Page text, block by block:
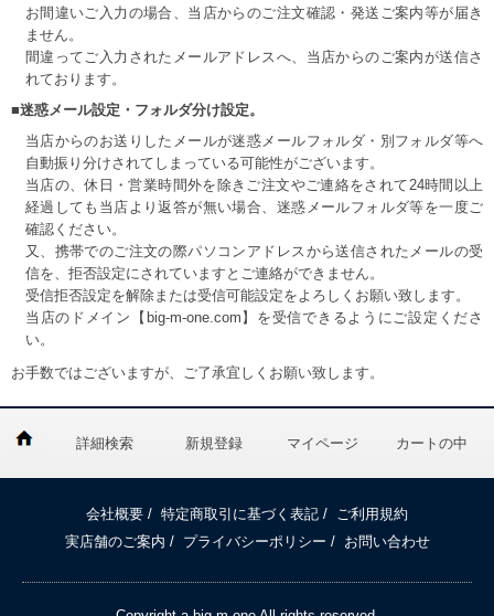
お間違いご入力の場合、当店からのご注文確認・発送ご案内等が届き
ません。
間違ってご入力されたメールアドレスへ、当店からのご案内が送信さ
れております。
■迷惑メール設定・フォルダ分け設定。
当店からのお送りしたメールが迷惑メールフォルダ・別フォルダ等へ
自動振り分けされてしまっている可能性がございます。
当店の、休日・営業時間外を除きご注文やご連絡をされて24時間以上
経過しても当店より返答が無い場合、迷惑メールフォルダ等を一度ご
確認ください。
又、携帯でのご注文の際パソコンアドレスから送信されたメールの受
信を、拒否設定にされていますとご連絡ができません。
受信拒否設定を解除または受信可能設定をよろしくお願い致します。
当店のドメイン【big-m-one.com】を受信できるようにご設定くださ
い。
お手数ではございますが、ご了承宜しくお願い致します。
詳細検索 新規登録 マイページ カートの中
会社概要 / 特定商取引に基づく表記 /
ご利用規約
実店舗のご案内 / プライバシーポリシー / お問い合わせ